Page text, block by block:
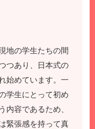
地の学生たちの間
つあり、日本式の
始めています。一
学生にとって初め
内容であるため、
緊張感を持って真